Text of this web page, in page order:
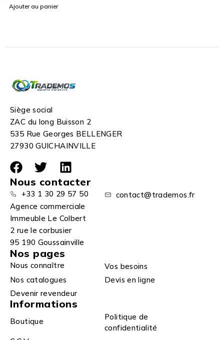
Ajouter au panier
Siège social
ZAC du long Buisson 2
535 Rue Georges BELLENGER
27930 GUICHAINVILLE
Nous contacter
+33 1 30 29 57 50
contact@trademos.fr
Agence commerciale
Immeuble Le Colbert
2 rue le corbusier
95 190 Goussainville
Nos pages
Nous connaître
Vos besoins
Nos catalogues
Devis en ligne
Devenir revendeur
Informations
Boutique
Politique de
confidentialité